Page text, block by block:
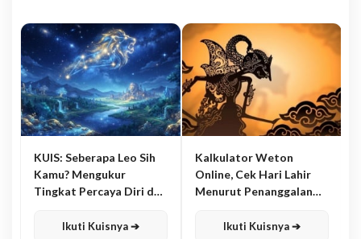
KUIS: Seberapa Leo Sih
Kamu? Mengukur
Tingkat Percaya Diri dan
Ikuti Kuisnya ➔
Kalkulator Weton
Online, Cek Hari Lahir
Menurut Penanggalan
Ikuti Kuisnya ➔